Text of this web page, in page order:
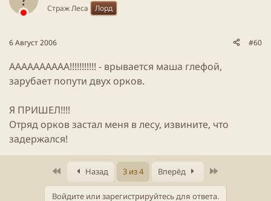
Страж Леса Лорд
6 Август 2006 #60
АААААААААА!!!!!!!!!!! - врывается маша глефой,
зарубает попути двух орков.
Я ПРИШЕЛ!!!!
Отряд орков застал меня в лесу, извините, что
задержался!
ПервоеНазад 3 из 4 Вперёд
Войдите или зарегистрируйтесь для ответа.